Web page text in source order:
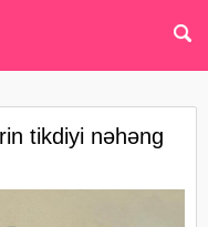
tikdiyi nəhəng